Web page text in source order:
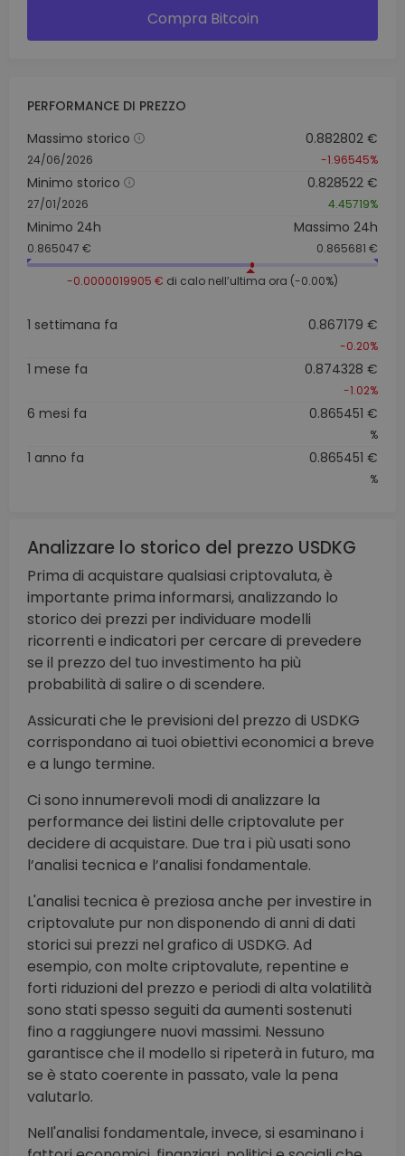
Compra Bitcoin
PERFORMANCE DI PREZZO
Massimo storico
24/06/2026
0.882802 €
-1.96545%
Minimo storico
27/01/2026
0.828522 €
4.45719%
Minimo 24h
0.865047 €
Massimo 24h
0.865681 €
-0.0000019905 € di calo nell’ultima ora (-0.00%)
1 settimana fa 0.867179 €
-0.20%
1 mese fa 0.874328 €
-1.02%
6 mesi fa 0.865451 €
%
1 anno fa 0.865451 €
%
Analizzare lo storico del prezzo USDKG
Prima di acquistare qualsiasi criptovaluta, è
importante prima informarsi, analizzando lo
storico dei prezzi per individuare modelli
ricorrenti e indicatori per cercare di prevedere
se il prezzo del tuo investimento ha più
probabilità di salire o di scendere.
Assicurati che le previsioni del prezzo di USDKG
corrispondano ai tuoi obiettivi economici a breve
e a lungo termine.
Ci sono innumerevoli modi di analizzare la
performance dei listini delle criptovalute per
decidere di acquistare. Due tra i più usati sono
l’analisi tecnica e l’analisi fondamentale.
L'analisi tecnica è preziosa anche per investire in
criptovalute pur non disponendo di anni di dati
storici sui prezzi nel grafico di USDKG. Ad
esempio, con molte criptovalute, repentine e
forti riduzioni del prezzo e periodi di alta volatilità
sono stati spesso seguiti da aumenti sostenuti
fino a raggiungere nuovi massimi. Nessuno
garantisce che il modello si ripeterà in futuro, ma
se è stato coerente in passato, vale la pena
valutarlo.
Nell'analisi fondamentale, invece, si esaminano i